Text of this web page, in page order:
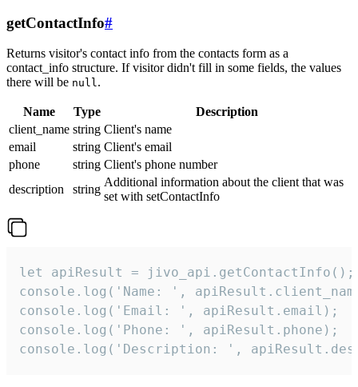
getContactInfo#
Returns visitor's contact info from the contacts form as a
contact_info structure. If visitor didn't fill in some fields, the values
there will be null.
Name Type
Description
client_name string Client's name
email
string Client's email
phone
string Client's phone number
description
string
Additional information about the client that was
set with setContactInfo
let apiResult = jivo_api.getContactInfo();
console.log('Name: ',
console.log('Email: ', apiResult.email);
console.log('Phone: ', apiResult.phone);
console.log('Description: ',